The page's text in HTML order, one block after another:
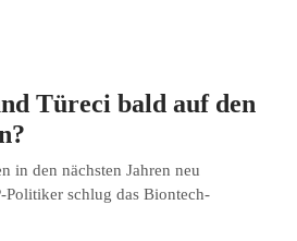
Türeci bald auf den
in den nächsten Jahren neu
Politiker schlug das Biontech-